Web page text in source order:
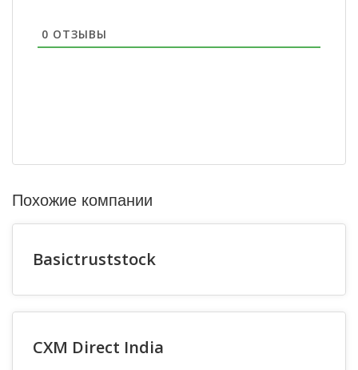
0 ОТЗЫВЫ
Похожие компании
Basictruststock
CXM Direct India